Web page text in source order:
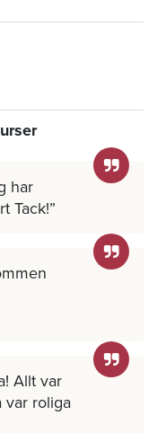
har
Tack!
Allt var
var roliga